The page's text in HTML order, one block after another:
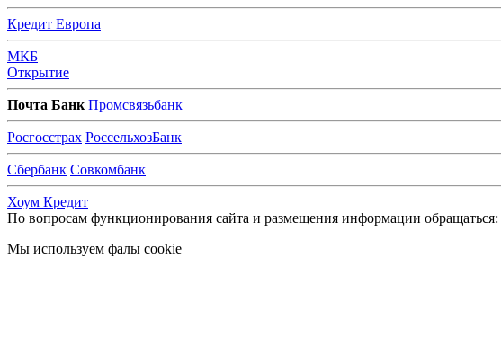
Кредит Европа
МКБ
Открытие
Почта Банк Промсвязьбанк
Росгосстрах РоссельхозБанк
Сбербанк Совкомбанк
Хоум Кредит
По вопросам функционирования сайта и размещения информации обращаться:
Мы используем фалы cookie